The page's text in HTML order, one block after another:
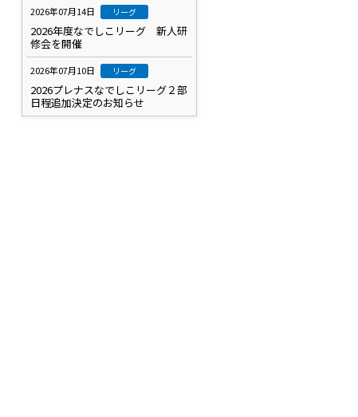
2026年07月14日 リーグ
2026年度なでしこリーグ 新人研
修会を開催
2026年07月10日 リーグ
2026プレナスなでしこリーグ２部
日程追加決定のお知らせ